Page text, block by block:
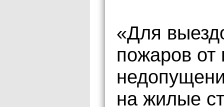
«Для
пожаров
на жилые